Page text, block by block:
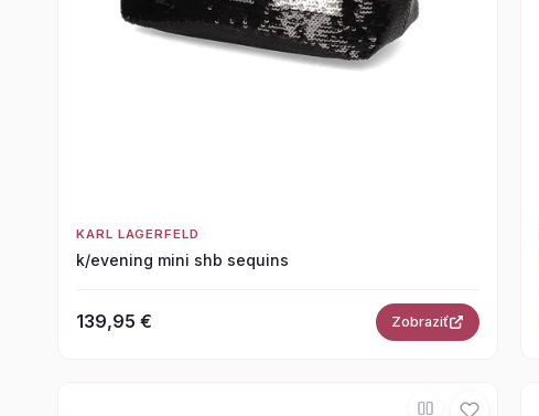
KARL LAGERFELD
k/evening mini shb sequins
139,95 € Zobraziť